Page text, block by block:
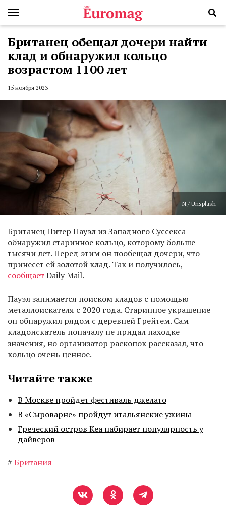
Британец обещал дочери найти
клад и обнаружил кольцо
возрастом 1100 лет
15 ноября 2023
N./ Unsplash
Британец Питер Пауэл из Западного Суссекса
обнаружил старинное кольцо, которому больше
тысячи лет. Перед этим он пообещал дочери, что
принесет ей золотой клад. Так и получилось,
сообщает Daily Mail.
Пауэл занимается поиском кладов с помощью
металлоискателя с 2020 года. Старинное украшение
он обнаружил рядом с деревней Грейтем. Сам
кладоискатель поначалу не придал находке
значения, но организатор раскопок рассказал, что
кольцо очень ценное.
Читайте также
В Москве пройдет фестиваль джелато
В «Сыроварне» пройдут итальянские ужины
Греческий остров Кеа набирает популярность у
дайверов
# Британия